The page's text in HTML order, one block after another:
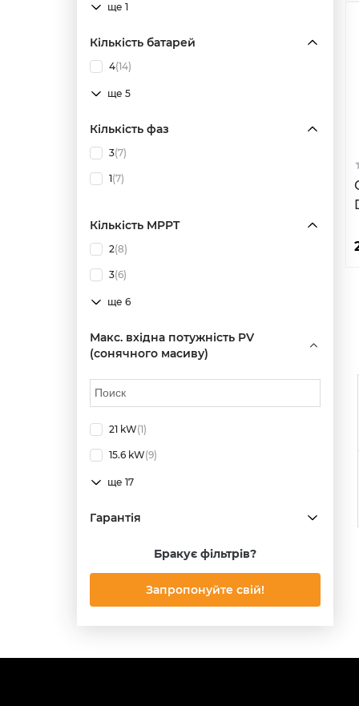
ще 1
Кількість батарей
4(14)
ще 5
Кількість фаз
3(7)
1(7)
Кількість MPPT
2(8)
3(6)
ще 6
Макс. вхідна потужність PV
(сонячного масиву)
21 kW(1)
15.6 kW(9)
ще 17
Гарантія
Бракує фільтрів?
Запропонуйте свій!